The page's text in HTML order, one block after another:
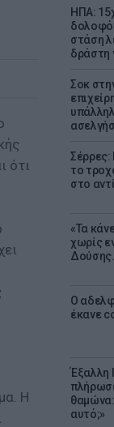
ΗΠΑ:
στάση
δράστη
Σοκ
Σέρρες:
το
στο
«Τα
χωρίς
Ο
έκανε
Έξαλλη
αυτό;»
ότι
Η